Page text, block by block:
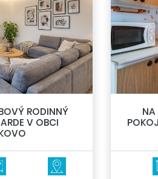
RODINNÝ
V OBCI
NA